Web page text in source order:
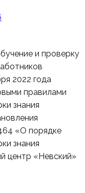
и проверку
2022 года
правилами
знания
«О порядке
знания
центр «Невский»